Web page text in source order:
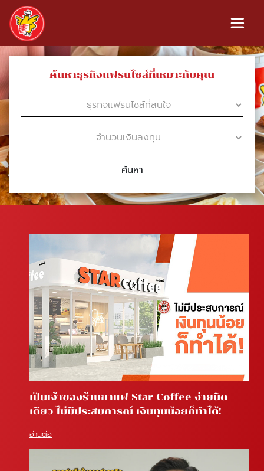
ค้นหาธุรกิจแฟรนไชส์ที่เหมาะกับคุณ
ค้นหา
เป็นเจ้าของร้านกาแฟ Star Coffee ง่ายนิด
เดียว ไม่มีประสบการณ์ เงินทุนน้อยก็ทำได้!
อ่านต่อ